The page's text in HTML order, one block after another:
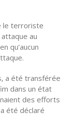
le terroriste
au
qu’aucun
a été transférée
dans un état
des efforts
été déclaré